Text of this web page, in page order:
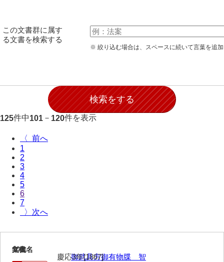
御書出控
御家督記
御目見記
御法事控
この文書群に属す
る文書を検索する
※ 絞り込む場合は、スペースに続いて言葉を追
125件中101 － 120件を表示
〈
1
2
3
4
5
6
7
〉
101
文書名
御武具方御有物牒 智
年代
慶応3年[1867]